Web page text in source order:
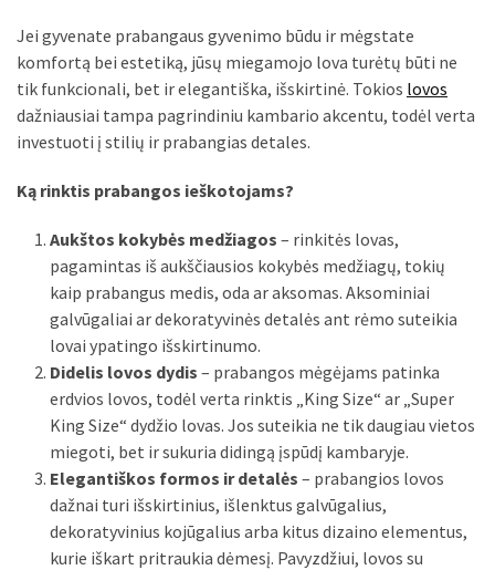
Namai
(38)
Įdomybės
(28)
(20)
LAISVALAIKIS
Uncategorized
Ekologija
Jei gyvenate prabangaus gyvenimo būdu ir mėgstate
komfortą bei estetiką, jūsų miegamojo lova turėtų būti ne
tik funkcionali, bet ir elegantiška, išskirtinė. Tokios lovos
dažniausiai tampa pagrindiniu kambario akcentu, todėl verta
investuoti į stilių ir prabangias detales.
Ką rinktis prabangos ieškotojams?
Aukštos kokybės medžiagos – rinkitės lovas,
pagamintas iš aukščiausios kokybės medžiagų, tokių
kaip prabangus medis, oda ar aksomas. Aksominiai
galvūgaliai ar dekoratyvinės detalės ant rėmo suteikia
lovai ypatingo išskirtinumo.
Didelis lovos dydis – prabangos mėgėjams patinka
erdvios lovos, todėl verta rinktis „King Size“ ar „Super
King Size“ dydžio lovas. Jos suteikia ne tik daugiau vietos
miegoti, bet ir sukuria didingą įspūdį kambaryje.
Elegantiškos formos ir detalės – prabangios lovos
dažnai turi išskirtinius, išlenktus galvūgalius,
dekoratyvinius kojūgalius arba kitus dizaino elementus,
kurie iškart pritraukia dėmesį. Pavyzdžiui, lovos su